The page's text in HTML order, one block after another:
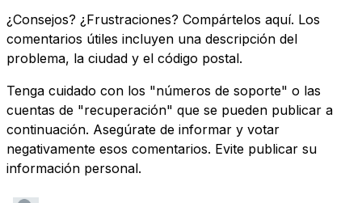
¿Consejos? ¿Frustraciones? Compártelos aquí. Los
comentarios útiles incluyen una descripción del
problema, la ciudad y el código postal.
Tenga cuidado con los "números de soporte" o las
cuentas de "recuperación" que se pueden publicar a
continuación. Asegúrate de informar y votar
negativamente esos comentarios. Evite publicar su
información personal.